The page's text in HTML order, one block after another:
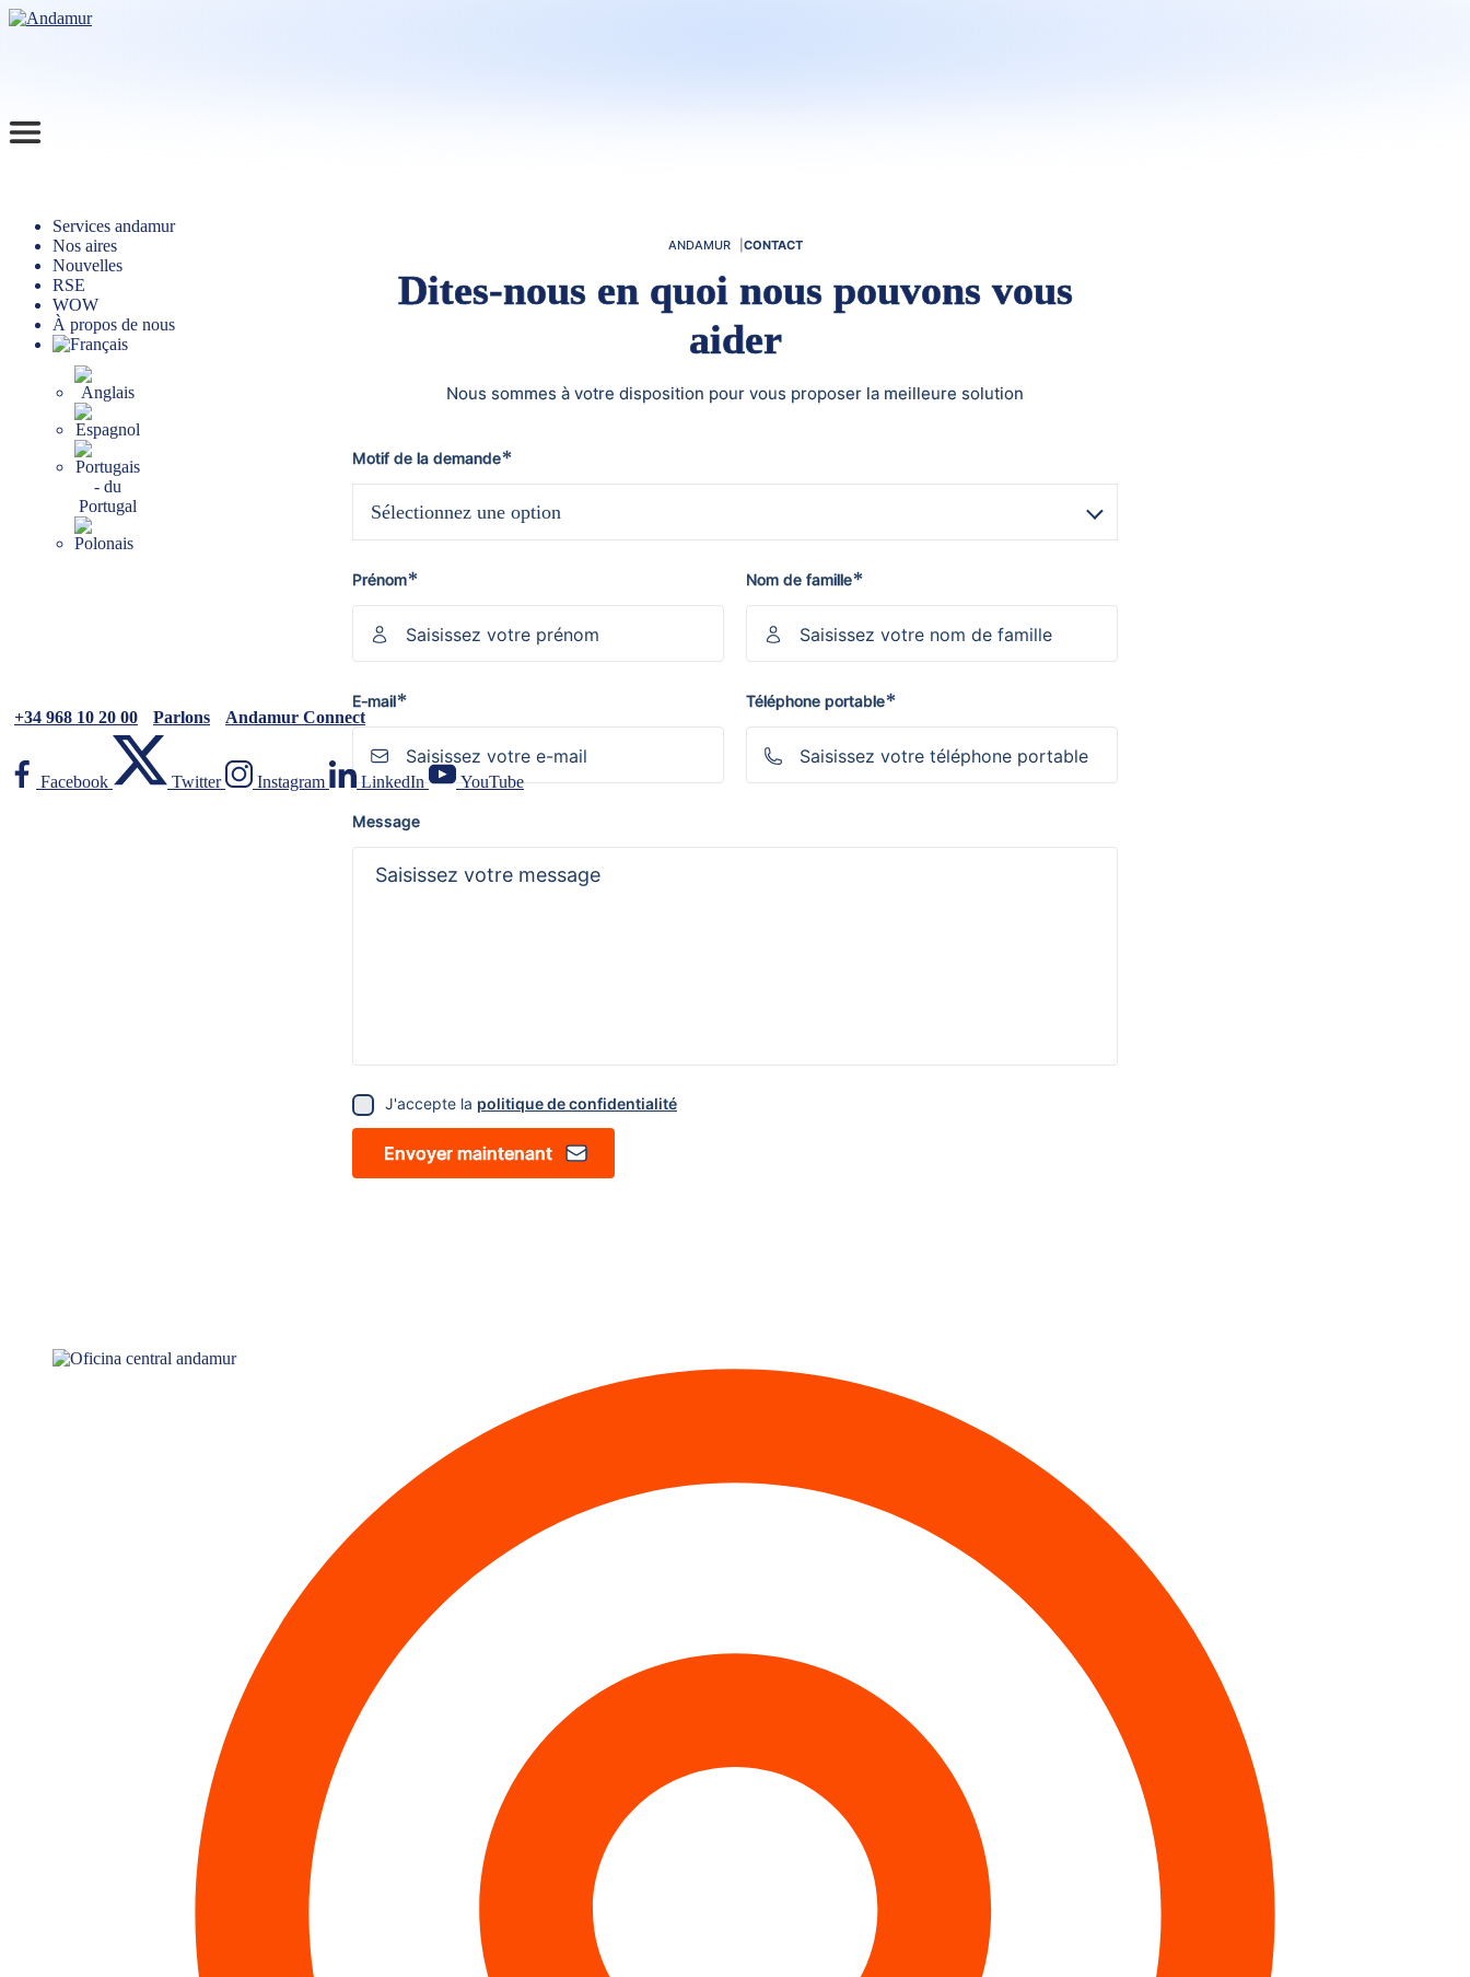
Services andamur
Nos aires
Nouvelles
RSE
WOW
À propos de nous
+34 968 10 20 00 Parlons Andamur Connect
Facebook Twitter Instagram LinkedIn YouTube
ANDAMUR CONTACT
Dites-nous en quoi nous pouvons vous
aider
Nous sommes à votre disposition pour vous proposer la meilleure solution
Motif de la demande*
Sélectionnez une option
Prénom* Nom de famille*
E-mail* Téléphone portable*
Message
J'accepte la politique de confidentialité